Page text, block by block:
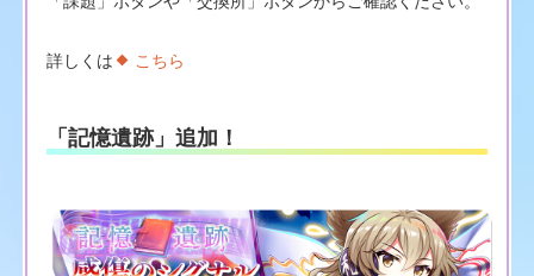
詳しくは こちら
「記憶遺跡」追加！